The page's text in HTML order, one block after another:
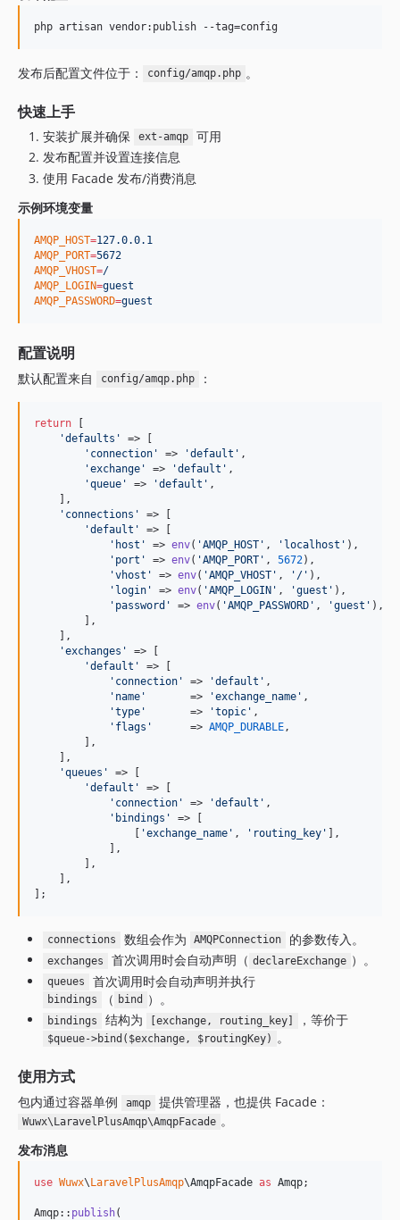
php artisan vendor:publish --tag=config
发布后配置文件位于： config/amqp.php 。
快速上手
安装扩展并确保 ext-amqp
可用
发布配置并设置连接信息
使用 Facade 发布/消费消息
示例环境变量
AMQP_HOST=127.0.0.1
AMQP_PORT=5672
AMQP_VHOST=/
AMQP_LOGIN=guest
AMQP_PASSWORD=guest
配置说明
默认配置来自 config/amqp.php ：
return [
'defaults '
=> [
' connection ' => 'default ' ,
'exchange ' => 'default ' ,
'queue ' => 'default ' ,
    ],
' connections '
=> [
'default '
=> [
' host ' => env( 'AMQP_HOST ' , ' localhost ' ),
' port ' => env( 'AMQP_PORT ' , 5672),
'vhost ' => env( 'AMQP_VHOST ' , ' / ' ),
' login ' => env( 'AMQP_LOGIN ' , 'guest ' ),
' password ' => env( 'AMQP_PASSWORD ' , 'guest ' ),
        ],
    ],
'exchanges '
=> [
'default '
=> [
' connection ' => 'default ' ,
' name '
       =>
'exchange_name ' ,
'type '
       =>
'topic ' ,
' flags '
      =>
AMQP_DURABLE ,
        ],
    ],
'queues '
=> [
'default '
=> [
' connection ' => 'default ' ,
' bindings '
=> [
                [
'exchange_name ' , ' routing_key ' ],
            ],
        ],
    ],
];
connections 数组会作为 AMQPConnection 的参数传入。
exchanges 首次调用时会自动声明（ declareExchange ）。
queues 首次调用时会自动声明并执行
bindings （ bind ）。
bindings 结构为 [exchange, routing_key] ，等价于
$queue->bind($exchange, $routingKey) 。
使用方式
包内通过容器单例 amqp 提供管理器，也提供 Facade：
Wuwx\LaravelPlusAmqp\AmqpFacade 。
发布消息
use Wuwx\ LaravelPlusAmqp\AmqpFacade as Amqp;
Amqp:: publish(